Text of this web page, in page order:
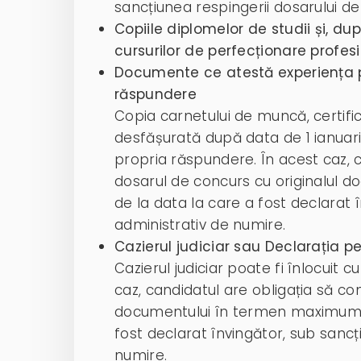
sancțiunea respingerii dosarului
Copiile diplomelor de studii și,
cursurilor de perfecționare
Documente ce atestă
răspundere
Copia carnetului de muncă,
desfășurată după data de 1
propria răspundere. În acest caz,
dosarul de concurs cu originalul
de la data la care a fost declarat
administrativ de numire.
Cazierul judiciar sau Declarația
Cazierul judiciar poate fi înlocuit
caz, candidatul are obligația să
documentului în termen
fost declarat învingător, sub
numire.